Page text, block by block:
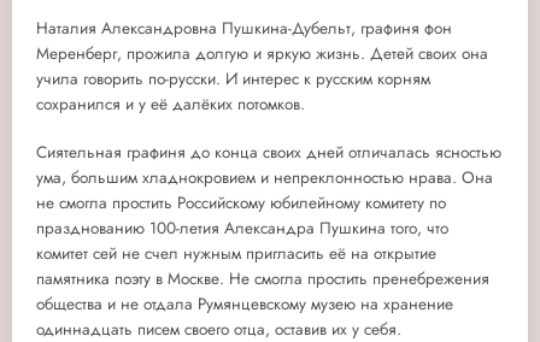
Наталия Александровна Пушкина-Дубельт, графиня фон
Меренберг, прожила долгую и яркую жизнь. Детей своих она
учила говорить по-русски. И интерес к русским корням
сохранился и у её далёких потомков.
Сиятельная графиня до конца своих дней отличалась ясностью
ума, большим хладнокровием и непреклонностью нрава. Она
не смогла простить Российскому юбилейному комитету по
празднованию 100-летия Александра Пушкина того, что
комитет сей не счел нужным пригласить её на открытие
памятника поэту в Москве. Не смогла простить пренебрежения
общества и не отдала Румянцевскому музею на хранение
одиннадцать писем своего отца, оставив их у себя.